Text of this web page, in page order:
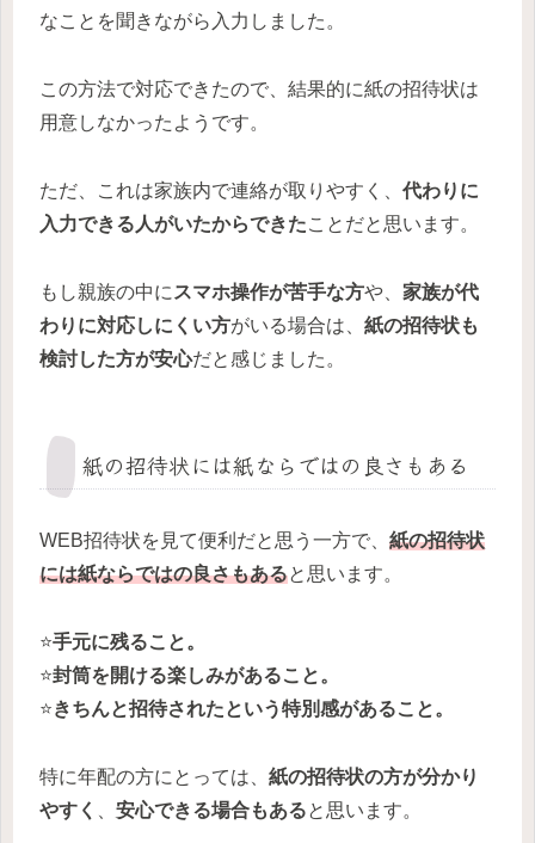
なことを聞きながら入力しました。
この方法で対応できたので、結果的に紙の招待状は
用意しなかったようです。
ただ、これは家族内で連絡が取りやすく、 代わりに
入力できる人がいたからできたことだと思います。
もし親族の中に スマホ操作が苦手な方や、 家族が代
わりに対応しにくい方がいる場合は、 紙の招待状も
検討した方が安心だと感じました。
紙の招待状には紙ならではの良さもある
WEB招待状を見て便利だと思う一方で、 紙の招待状
には紙ならではの良さもあると思います。
⭐️手元に残ること。
⭐️封筒を開ける楽しみがあること。
⭐️きちんと招待されたという特別感があること。
特に年配の方にとっては、 紙の招待状の方が分かり
やすく
安心できる場合もあると思います。